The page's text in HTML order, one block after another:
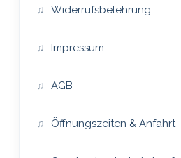
Widerrufsbelehrung
Impressum
AGB
Öffnungszeiten & Anfahrt